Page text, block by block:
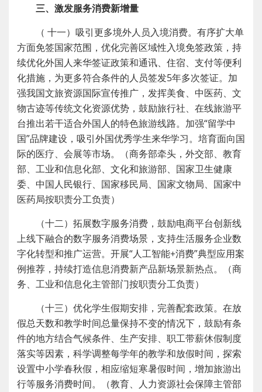
三、激发服务消费新增量
（ 十一）吸引更多境外人员入境消费。有序扩大单
方面免签国家范围，优化完善区域性入境免签政策，持
续优化外国人来华签证政策和通讯、住宿、支付等便利
化措施，为更多符合条件的人员签发5年多次签证。加
强我国文旅资源国际宣传推广，发挥美食、中医药、文
物古迹等传统文化资源优势，鼓励旅行社、在线旅游平
台推出若干适合外国人的特色旅游线路。加强“留学中
国”品牌建设，吸引外国优秀学生来华学习。培育面向国
际的医疗、会展等市场。（商务部牵头，外交部、教育
部、工业和信息化部、文化和旅游部、国家卫生健康
委、中国人民银行、国家移民局、国家文物局、国家中
医药局按职责分工负责）
（十二）拓展数字服务消费，鼓励电商平台创新线
上线下融合的数字服务消费场景，支持生活服务企业数
字化转型和推广运营。开展“人工智能+消费”典型应用案
例推荐，持续打造信息消费新产品新场景新热点。（商
务、工业和信息化主管部门按职责分工负责）
（十三）优化学生假期安排，完善配套政策。在放
假总天数和教学时间总量保持不变的情况下，鼓励有条
件的地方结合气候条件、生产安排、职工带薪休假制度
落实等因素，科学调整每学年的教学和放假时间，探索
设置中小学春秋假，相应缩短寒暑假时间，增加旅游出
行等服务消费时间。（教育、人力资源社会保障主管部